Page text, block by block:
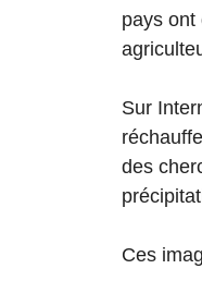
pays ont
Sur
des
Ces